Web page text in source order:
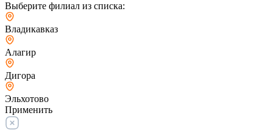
Выберите филиал из списка:
Владикавказ
Алагир
Дигора
Эльхотово
Применить